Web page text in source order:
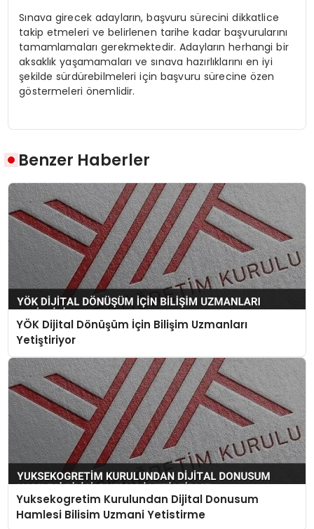
Sınava girecek adayların, başvuru sürecini dikkatlice
takip etmeleri ve belirlenen tarihe kadar başvurularını
tamamlamaları gerekmektedir. Adayların herhangi bir
aksaklık yaşamamaları ve sınava hazırlıklarını en iyi
şekilde sürdürebilmeleri için başvuru sürecine özen
göstermeleri önemlidir.
Benzer Haberler
YÖK Dijital Dönüşüm İçin Bilişim Uzmanları
Yetiştiriyor
Yuksekogretim Kurulundan Dijital Donusum
Hamlesi Bilisim Uzmani Yetistirme